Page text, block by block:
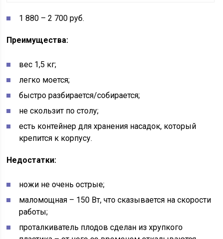
1 880 – 2 700 руб.
Преимущества:
вес 1,5 кг;
легко моется;
быстро разбирается/собирается;
не скользит по столу;
есть контейнер для хранения насадок, который
крепится к корпусу.
Недостатки:
ножи не очень острые;
маломощная – 150 Вт, что сказывается на скорости
работы;
проталкиватель плодов сделан из хрупкого